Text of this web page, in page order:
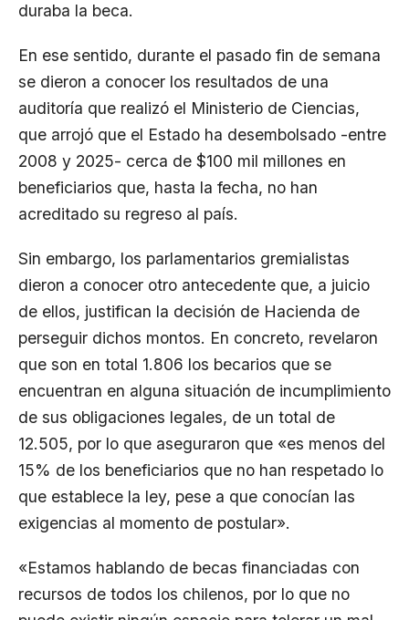
duraba la beca.
En ese sentido, durante el pasado fin de semana
se dieron a conocer los resultados de una
auditoría que realizó el Ministerio de Ciencias,
que arrojó que el Estado ha desembolsado -entre
2008 y 2025- cerca de $100 mil millones en
beneficiarios que, hasta la fecha, no han
acreditado su regreso al país.
Sin embargo, los parlamentarios gremialistas
dieron a conocer otro antecedente que, a juicio
de ellos, justifican la decisión de Hacienda de
perseguir dichos montos. En concreto, revelaron
que son en total 1.806 los becarios que se
encuentran en alguna situación de incumplimiento
de sus obligaciones legales, de un total de
12.505, por lo que aseguraron que «es menos del
15% de los beneficiarios que no han respetado lo
que establece la ley, pese a que conocían las
exigencias al momento de postular».
«Estamos hablando de becas financiadas con
recursos de todos los chilenos, por lo que no